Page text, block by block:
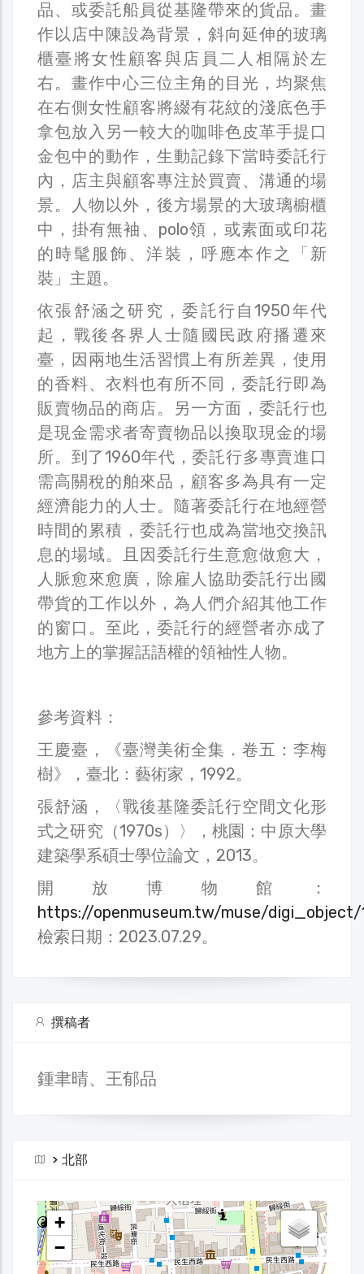
品、或委託船員從基隆帶來的貨品。畫
作以店中陳設為背景，斜向延伸的玻璃
櫃臺將女性顧客與店員二人相隔於左
右。畫作中心三位主角的目光，均聚焦
在右側女性顧客將綴有花紋的淺底色手
拿包放入另一較大的咖啡色皮革手提口
金包中的動作，生動記錄下當時委託行
內，店主與顧客專注於買賣、溝通的場
景。人物以外，後方場景的大玻璃櫥櫃
中，掛有無袖、polo領，或素面或印花
的時髦服飾、洋裝，呼應本作之「新
裝」主題。
依張舒涵之研究，委託行自1950年代
起，戰後各界人士隨國民政府播遷來
臺，因兩地生活習慣上有所差異，使用
的香料、衣料也有所不同，委託行即為
販賣物品的商店。另一方面，委託行也
是現金需求者寄賣物品以換取現金的場
所。到了1960年代，委託行多專賣進口
需高關稅的舶來品，顧客多為具有一定
經濟能力的人士。隨著委託行在地經營
時間的累積，委託行也成為當地交換訊
息的場域。且因委託行生意愈做愈大，
人脈愈來愈廣，除雇人協助委託行出國
帶貨的工作以外，為人們介紹其他工作
的窗口。至此，委託行的經營者亦成了
地方上的掌握話語權的領袖性人物。
參考資料：
王慶臺，《臺灣美術全集．卷五：李梅
樹》，臺北：藝術家，1992。
張舒涵，〈戰後基隆委託行空間文化形
式之研究（1970s）〉，桃園：中原大學
建築學系碩士學位論文，2013。
開放博物館：
https://openmuseum.tw/muse/digi_object/
檢索日期：2023.07.29。
撰稿者
鍾聿晴、王郁品
> 北部